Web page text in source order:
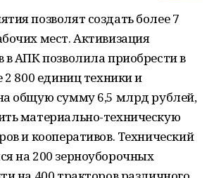
позволят создать более 7
мест. Активизация
в АПК позволила приобрести в
2 800 единиц техники и
общую сумму 6,5 млрд рублей,
материально-техническую
и кооперативов. Технический
на 200 зерноуборочных